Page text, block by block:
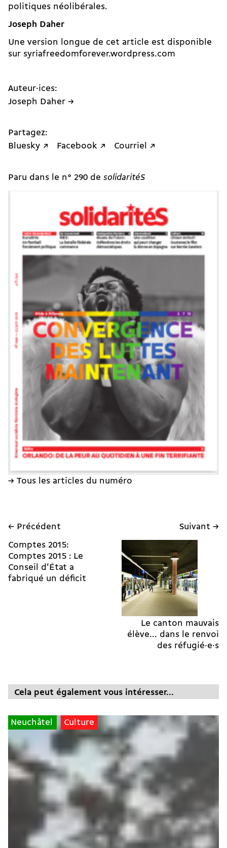
politiques néolibérales.
Joseph Daher
Une version longue de cet article est disponible
sur syriafreedomforever.wordpress.com
Auteur·ices:
Joseph Daher →
Partagez:
Bluesky ↗
Facebook ↗ Courriel ↗
Paru dans le n° 290 de solidaritéS
→ Tous les articles du numéro
← Précédent
Comptes 2015:
Comptes 2015 : Le
Conseil d'État a
fabriqué un déficit
Suivant →
Le canton mauvais
élève... dans le renvoi
des réfugié·e·s
Cela peut également vous intéresser...
Neuchâtel Culture 3.07.2026